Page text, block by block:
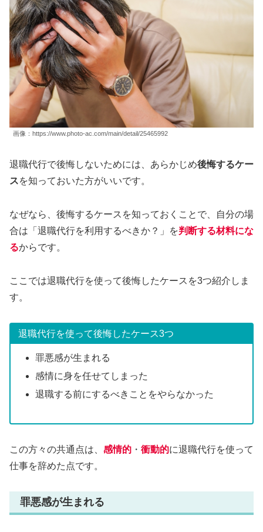
画像：https://www.photo-ac.com/main/detail/25465992
退職代行で後悔しないためには、あらかじめ後悔するケー
スを知っておいた方がいいです。
なぜなら、後悔するケースを知っておくことで、自分の場
合は「退職代行を利用するべきか？」を判断する材料にな
るからです。
ここでは退職代行を使って後悔したケースを3つ紹介しま
す。
退職代行を使って後悔したケース3つ
罪悪感が生まれる
感情に身を任せてしまった
退職する前にするべきことをやらなかった
この方々の共通点は、 感情的 ・ 衝動的に退職代行を使って
仕事を辞めた点です。
罪悪感が生まれる